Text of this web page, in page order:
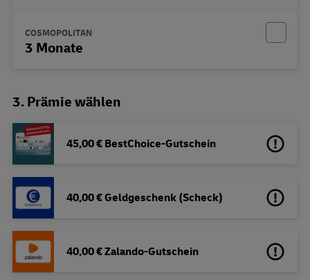
COSMOPOLITAN
3 Monate
3. Prämie wählen
45,00 € BestChoice-Gutschein
40,00 € Geldgeschenk (Scheck)
40,00 € Zalando-Gutschein